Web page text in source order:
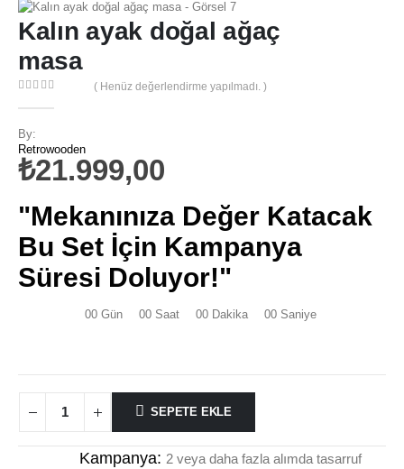
Kalın ayak doğal ağaç
masa
( Henüz değerlendirme yapılmadı. )
By:
Retrowooden
₺21.999,00
"Mekanınıza Değer Katacak
Bu Set İçin Kampanya
Süresi Doluyor!"
00 Gün 00 Saat 00 Dakika 00 Saniye
SEPETE EKLE
Kampanya: 2 veya daha fazla alımda tasarruf